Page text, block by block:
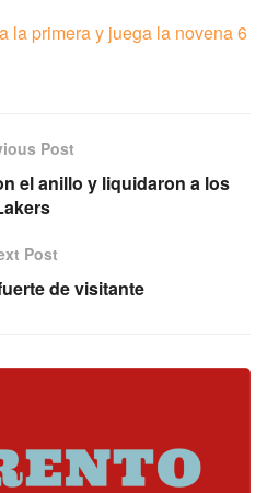
Post
el anillo y liquidaron a los
Post
de visitante